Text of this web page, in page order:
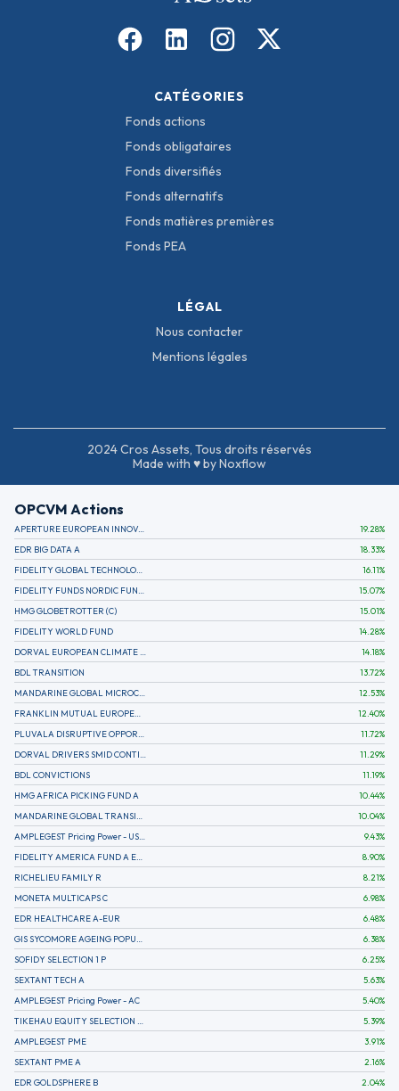
CATÉGORIES
Fonds actions
Fonds obligataires
Fonds diversifiés
Fonds alternatifs
Fonds matières premières
Fonds PEA
LÉGAL
Nous contacter
Mentions légales
2024 Cros Assets, Tous droits réservés
Made with ♥ by Noxflow
OPCVM Actions
APERTURE EUROPEAN INNOVATION 19.28%
EDR BIG DATA A
18.33%
FIDELITY GLOBAL TECHNOLOGY FUND A EUR
16.11%
FIDELITY FUNDS NORDIC FUND A
15.07%
HMG GLOBETROTTER (C)
15.01%
FIDELITY WORLD FUND
14.28%
DORVAL EUROPEAN CLIMATE INITIATIVE R (C)
14.18%
BDL TRANSITION
13.72%
MANDARINE GLOBAL MICROCAP
12.53%
FRANKLIN MUTUAL EUROPEAN FUND A EUR (C)
12.40%
PLUVALA DISRUPTIVE OPPORTUNITIES
11.72%
DORVAL DRIVERS SMID CONTINENTAL EUROPE
11.29%
BDL CONVICTIONS
11.19%
HMG AFRICA PICKING FUND A
10.44%
MANDARINE GLOBAL TRANSITION R
10.04%
AMPLEGEST Pricing Power - US - AC
9.43%
FIDELITY AMERICA FUND A EUR (C)
8.90%
RICHELIEU FAMILY R
8.21%
MONETA MULTICAPS C
6.98%
EDR HEALTHCARE A-EUR
6.48%
GIS SYCOMORE AGEING POPULATION
6.38%
SOFIDY SELECTION 1 P
6.25%
SEXTANT TECH A
5.63%
AMPLEGEST Pricing Power - AC
5.40%
TIKEHAU EQUITY SELECTION R-Acc-EUR
5.39%
AMPLEGEST PME
3.91%
SEXTANT PME A
2.16%
EDR GOLDSPHERE B
2.04%